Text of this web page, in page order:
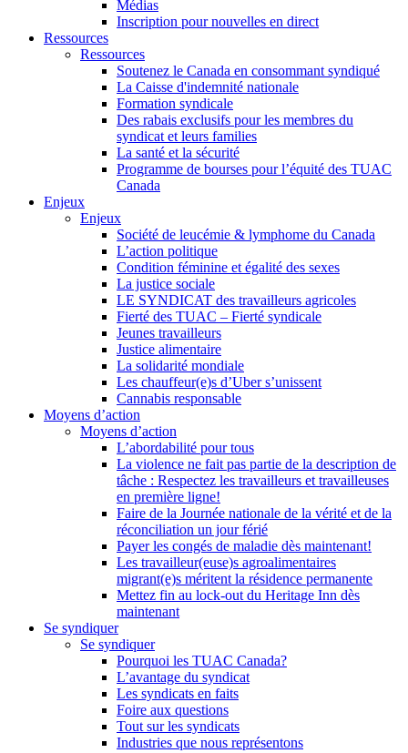
Médias
Inscription pour nouvelles en direct
Ressources
Ressources
Soutenez le Canada en consommant syndiqué
La Caisse d'indemnité nationale
Formation syndicale
Des rabais exclusifs pour les membres du
syndicat et leurs families
La santé et la sécurité
Programme de bourses pour l’équité des TUAC
Canada
Enjeux
Enjeux
Société de leucémie & lymphome du Canada
L’action politique
Condition féminine et égalité des sexes
La justice sociale
LE SYNDICAT des travailleurs agricoles
Fierté des TUAC – Fierté syndicale
Jeunes travailleurs
Justice alimentaire
La solidarité mondiale
Les chauffeur(e)s d’Uber s’unissent
Cannabis responsable
Moyens d’action
Moyens d’action
L’abordabilité pour tous
La violence ne fait pas partie de la description de
tâche : Respectez les travailleurs et travailleuses
en première ligne!
Faire de la Journée nationale de la vérité et de la
réconciliation un jour férié
Payer les congés de maladie dès maintenant!
Les travailleur(euse)s agroalimentaires
migrant(e)s méritent la résidence permanente
Mettez fin au lock-out du Heritage Inn dès
maintenant
Se syndiquer
Se syndiquer
Pourquoi les TUAC Canada?
L’avantage du syndicat
Les syndicats en faits
Foire aux questions
Tout sur les syndicats
Industries que nous représentons